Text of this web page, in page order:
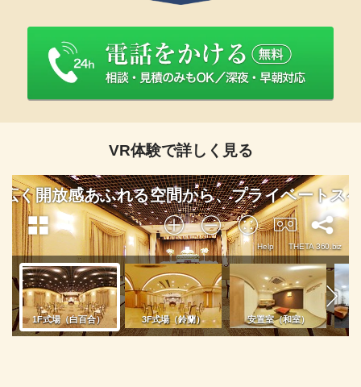
VR体験で詳しく見る